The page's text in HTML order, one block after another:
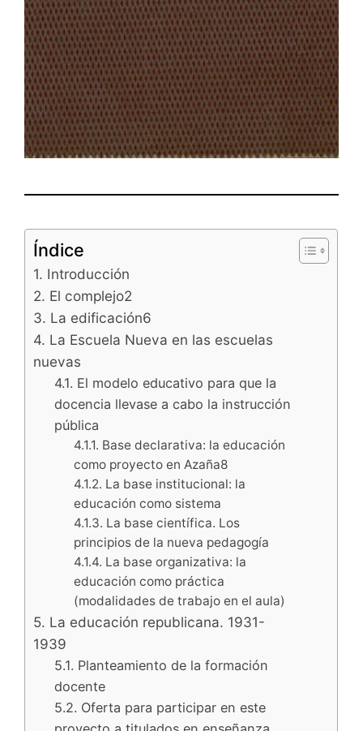
Índice
1. Introducción
2. El complejo2
3. La edificación6
4. La Escuela Nueva en las escuelas
nuevas
4.1. El modelo educativo para que la
docencia llevase a cabo la instrucción
pública
4.1.1. Base declarativa: la educación
como proyecto en Azaña8
4.1.2. La base institucional: la
educación como sistema
4.1.3. La base científica. Los
principios de la nueva pedagogía
4.1.4. La base organizativa: la
educación como práctica
(modalidades de trabajo en el aula)
5. La educación republicana. 1931-
1939
5.1. Planteamiento de la formación
docente
5.2. Oferta para participar en este